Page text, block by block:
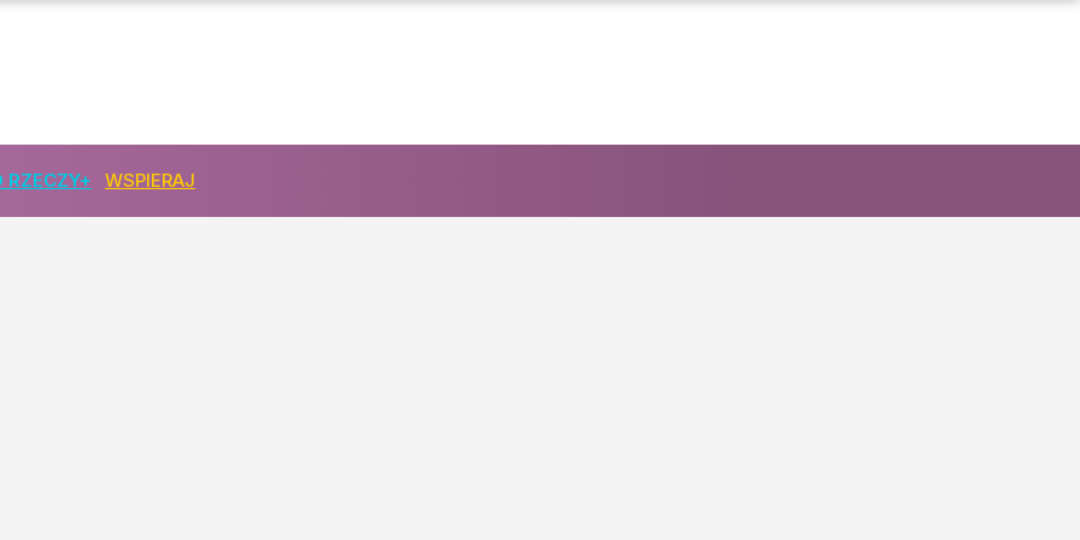
RZECZY+ WSPIERAJ
zawsze grzecznie"